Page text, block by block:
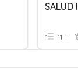
SALUD
11 T